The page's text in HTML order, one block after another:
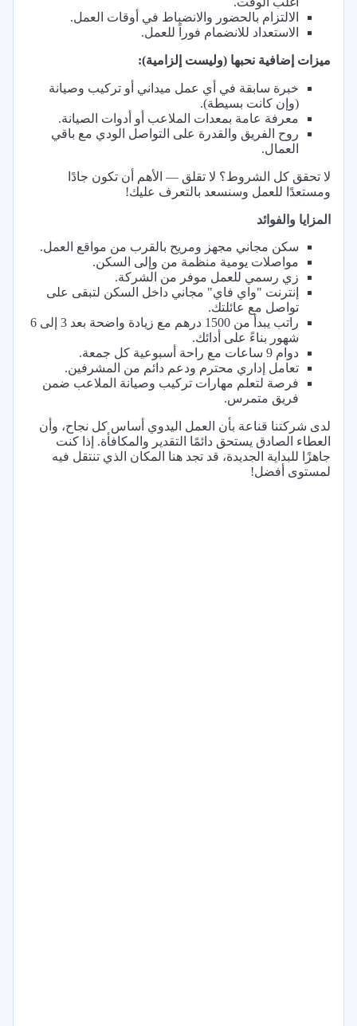
الالتزام بالحضور والانضباط في أوقات العمل.
الاستعداد للانضمام فوراً للعمل.
ميزات إضافية نحبها (وليست إلزامية):
خبرة سابقة في أي عمل ميداني أو تركيب وصيانة
(وإن كانت بسيطة).
معرفة عامة بمعدات الملاعب أو أدوات الصيانة.
روح الفريق والقدرة على التواصل الودي مع باقي
العمال.
لا تحقق كل الشروط؟ لا تقلق — الأهم أن تكون جادًا
ومستعدًا للعمل وسنسعد بالتعرف عليك!
المزايا والفوائد
سكن مجاني مجهز ومريح بالقرب من مواقع العمل.
مواصلات يومية منظمة من وإلى السكن.
زي رسمي للعمل موفر من الشركة.
إنترنت "واي فاي" مجاني داخل السكن لتبقى على
تواصل مع عائلتك.
راتب يبدأ من 1500 درهم مع زيادة واضحة بعد 3 إلى 6
شهور بناءً على أدائك.
دوام 9 ساعات مع راحة أسبوعية كل جمعة.
تعامل إداري محترم ودعم دائم من المشرفين.
فرصة لتعلم مهارات تركيب وصيانة الملاعب ضمن
فريق متمرس.
لدى شركتنا قناعة بأن العمل اليدوي أساس كل نجاح، وأن
العطاء الصادق يستحق دائمًا التقدير والمكافأة. إذا كنت
جاهزًا للبداية الجديدة، قد تجد هنا المكان الذي تنتقل فيه
لمستوى أفضل!